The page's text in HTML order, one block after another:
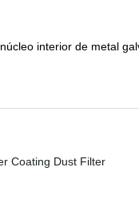
núcleo interior de metal